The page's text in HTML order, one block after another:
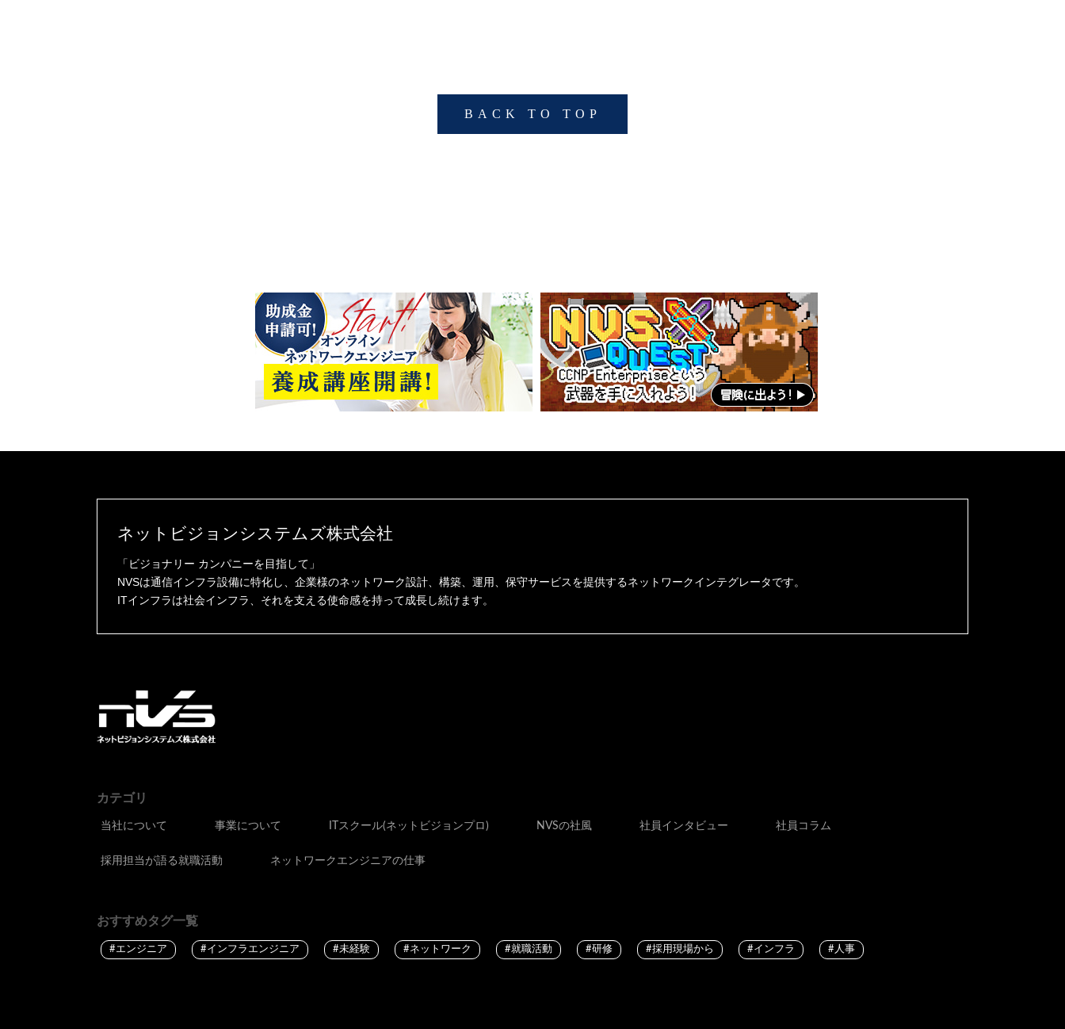
BACK TO TOP
ネットビジョンシステムズ株式会社
「ビジョナリー カンパニーを目指して」
NVSは通信インフラ設備に特化し、企業様のネットワーク設計、構築、運用、保守サービスを提供するネットワークインテグレータです。
ITインフラは社会インフラ、それを支える使命感を持って成長し続けます。
カテゴリ
当社について 事業について ITスクール(ネットビジョンプロ) NVSの社風 社員インタビュー 社員コラム
採用担当が語る就職活動 ネットワークエンジニアの仕事
おすすめタグ一覧
#エンジニア #インフラエンジニア #未経験 #ネットワーク #就職活動 #研修 #採用現場から #インフラ #人事